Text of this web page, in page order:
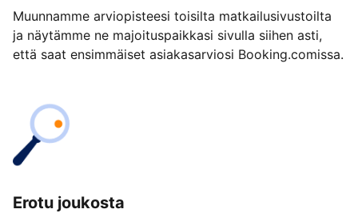
Muunnamme arviopisteesi toisilta matkailusivustoilta
ja näytämme ne majoituspaikkasi sivulla siihen asti,
että saat ensimmäiset asiakasarviosi Booking.comissa.
Erotu joukosta